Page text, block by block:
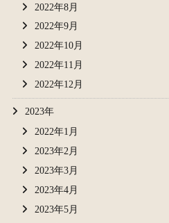
2022年8月
2022年9月
2022年10月
2022年11月
2022年12月
2023年
2022年1月
2023年2月
2023年3月
2023年4月
2023年5月